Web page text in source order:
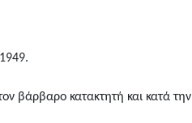
βάρβαρο κατακτητή και κατά την